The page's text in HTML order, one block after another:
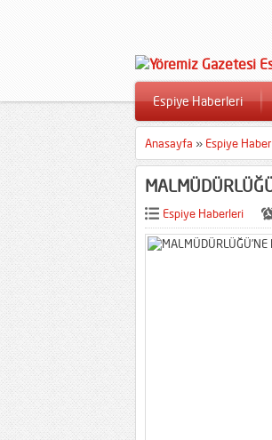
Espiye Haberleri
Anasayfa » Espiye
Espiye Haberleri